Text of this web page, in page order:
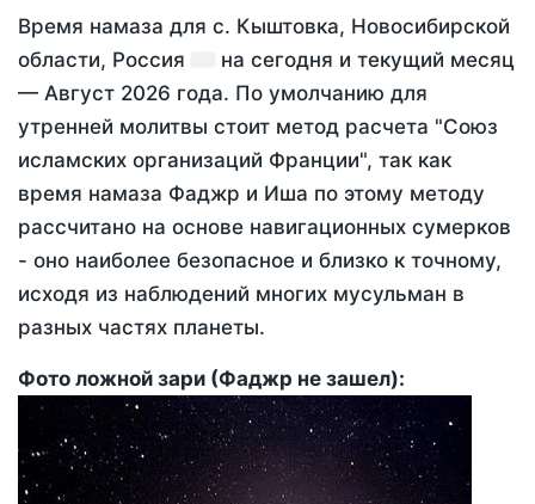
Время намаза для с. Кыштовка, Новосибирской
области, Россия
на сегодня и текущий месяц
— Август 2026 года. По умолчанию для
утренней молитвы стоит метод расчета "Союз
исламских организаций Франции", так как
время намаза Фаджр и Иша по этому методу
рассчитано на основе навигационных сумерков
- оно наиболее безопасное и близко к точному,
исходя из наблюдений многих мусульман в
разных частях планеты.
Фото ложной зари (Фаджр не зашел):